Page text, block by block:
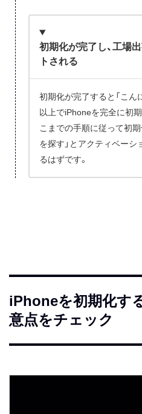
初期化が完了し、工場
トされる
初期化が完了すると「こん
以上でiPhoneを完全に初
こまでの手順に従って初期
を探す」とアクティベー
るはずです。
iPhoneを初期化す
意点をチェック